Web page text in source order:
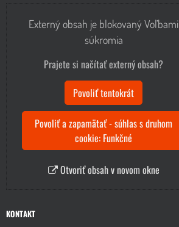
Externý obsah je blokovaný Voľbami
súkromia
Prajete si načítať externý obsah?
Povoliť tentokrát
Povoliť a zapamätať - súhlas s druhom
cookie: Funkčné
Otvoriť obsah v novom okne
KONTAKT